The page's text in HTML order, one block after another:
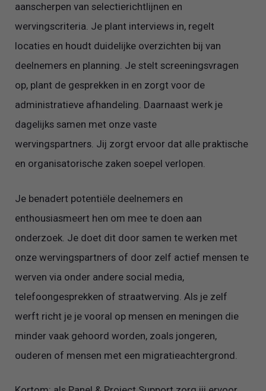
aanscherpen van selectierichtlijnen en
wervingscriteria. Je plant interviews in, regelt
locaties en houdt duidelijke overzichten bij van
deelnemers en planning. Je stelt screeningsvragen
op, plant de gesprekken in en zorgt voor de
administratieve afhandeling. Daarnaast werk je
dagelijks samen met onze vaste
wervingspartners. Jij zorgt ervoor dat alle praktische
en organisatorische zaken soepel verlopen.
Je benadert potentiële deelnemers en
enthousiasmeert hen om mee te doen aan
onderzoek. Je doet dit door samen te werken met
onze wervingspartners of door zelf actief mensen te
werven via onder andere social media,
telefoongesprekken of straatwerving. Als je zelf
werft richt je je vooral op mensen en meningen die
minder vaak gehoord worden, zoals jongeren,
ouderen of mensen met een migratieachtergrond.